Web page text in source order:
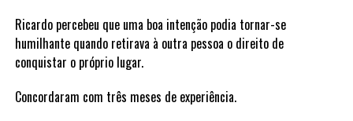
Ricardo percebeu que uma boa intenção podia tornar-se
humilhante quando retirava à outra pessoa o direito de
conquistar o próprio lugar.
Concordaram com três meses de experiência.